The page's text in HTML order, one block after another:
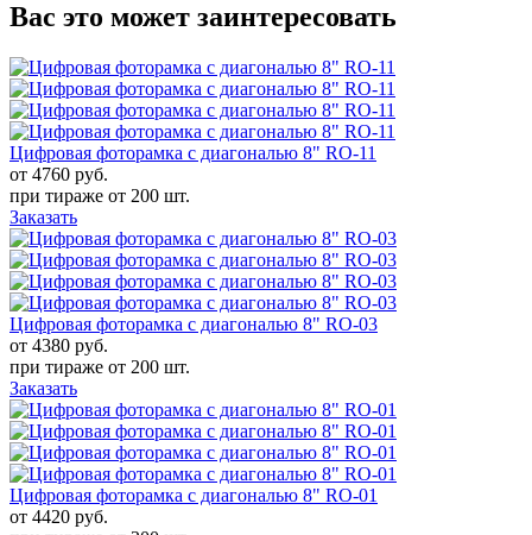
Вас это может заинтересовать
Цифровая фоторамка с диагональю 8" RO-11
от 4760 руб.
при тираже от 200 шт.
Заказать
Цифровая фоторамка с диагональю 8" RO-03
от 4380 руб.
при тираже от 200 шт.
Заказать
Цифровая фоторамка с диагональю 8" RO-01
от 4420 руб.